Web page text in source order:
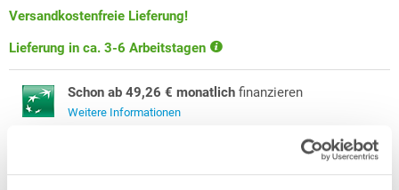
Versandkostenfreie Lieferung!
Lieferung in ca. 3-6 Arbeitstagen
Schon ab 49,26 € monatlich finanzieren
Weitere Informationen